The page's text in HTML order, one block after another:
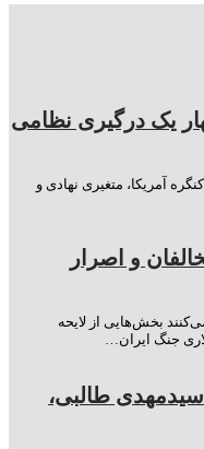
مهار یک درگیری نظامی
آمریکا، متغیری نهادی و
و اصرار
بخش‌هایی از لایحه
طالبی،